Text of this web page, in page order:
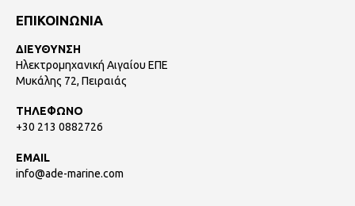
ΕΠΙΚΟΙΝΩΝΙΑ
ΔΙΕΥΘΥΝΣΗ
Ηλεκτρομηχανική Αιγαίου ΕΠΕ
Μυκάλης 72, Πειραιάς
ΤΗΛΕΦΩΝΟ
+30 213 0882726
EMAIL
info@ade-marine.com